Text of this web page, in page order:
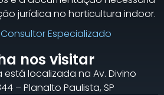
jurídica no horticultura indoor.
Especializado
nos visitar
está localizada na Av. Divino
– Planalto Paulista, SP